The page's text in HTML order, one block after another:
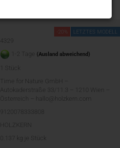
-20% LETZTES MODELL
4329
1-2 Tage (Ausland abweichend)
Stück
Time for Nature GmbH –
Autokaderstraße 33/11.3 – 1210 Wien –
Österreich – hallo@holzkern.com
9120078333808
HOLZKERN
0.137 kg je Stück